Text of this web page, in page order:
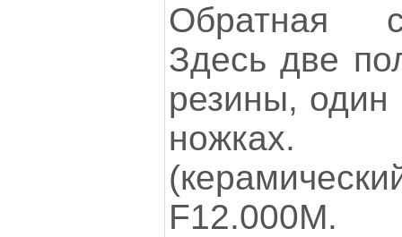
Обратная
Здесь две
резины, один
ножках.
F12.000M.